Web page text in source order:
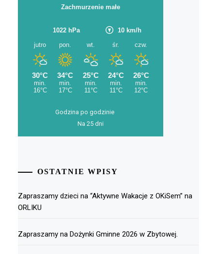
Godzina po godzinie
Na 25 dni
OSTATNIE WPISY
Zapraszamy dzieci na “Aktywne Wakacje z OKiSem” na
ORLIKU
Zapraszamy na Dożynki Gminne 2026 w Zbytowej.